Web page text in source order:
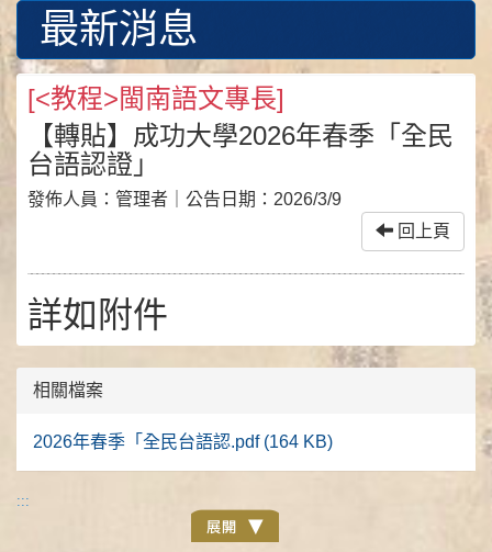
最新消息
[<教程>閩南語文專長]
【轉貼】成功大學2026年春季「全民
台語認證」
發佈人員： 管理者 ｜公告日期： 2026/3/9
回上頁
詳如附件
相關檔案
2026年春季「全民台語認.pdf (164 KB)
:::